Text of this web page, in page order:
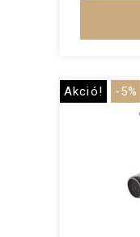
Akció! -5%